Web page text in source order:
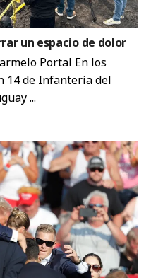
un espacio de dolor
Portal En los
14 de Infantería del
...